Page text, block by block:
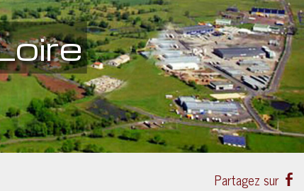
culturelouvert